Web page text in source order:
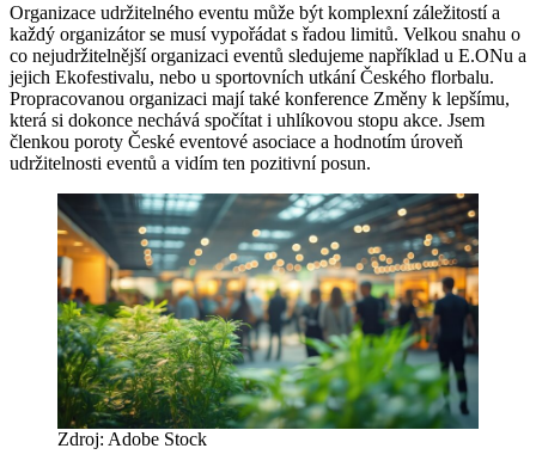
Organizace udržitelného eventu může být komplexní záležitostí a
každý organizátor se musí vypořádat s řadou limitů. Velkou snahu o
co nejudržitelnější organizaci eventů sledujeme například u E.ONu a
jejich Ekofestivalu, nebo u sportovních utkání Českého florbalu.
Propracovanou organizaci mají také konference Změny k lepšímu,
která si dokonce nechává spočítat i uhlíkovou stopu akce. Jsem
členkou poroty České eventové asociace a hodnotím úroveň
udržitelnosti eventů a vidím ten pozitivní posun.
Zdroj: Adobe Stock